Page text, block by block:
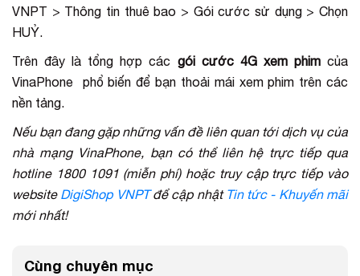
VNPT > Thông tin thuê bao > Gói cước sử dụng > Chọn
HUỶ.
Trên đây là tổng hợp các gói cước 4G xem phimcủa
VinaPhone phổ biến để bạn thoải mái xem phim trên các
nền tảng.
Nếu bạn đang gặp những vấn đề liên quan tới dịch vụ của
nhà mạng VinaPhone, bạn có thể liên hệ trực tiếp qua
hotline 1800 1091 (miễn phí) hoặc truy cập trực tiếp vào
website DigiShop VNPTđể cập nhật Tin tức - Khuyến mãi
mới nhất!
Cùng chuyên mục